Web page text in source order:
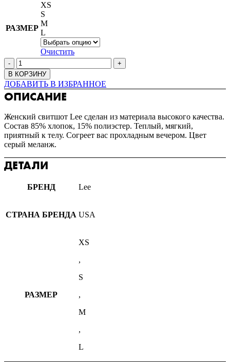
РАЗМЕР
XS
S
M
L
Очистить
В КОРЗИНУ
ДОБАВИТЬ В ИЗБРАННОЕ
ОПИСАНИЕ
Женский свитшот Lee сделан из материала высокого качества.
Состав 85% хлопок, 15% полиэстер. Теплый, мягкий,
приятный к телу. Согреет вас прохладным вечером. Цвет
серый меланж.
ДЕТАЛИ
БРЕНД Lee
СТРАНА БРЕНДА USA
РАЗМЕР
XS
,
S
,
M
,
L